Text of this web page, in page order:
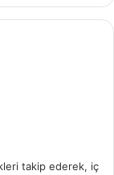
takip ederek, iç